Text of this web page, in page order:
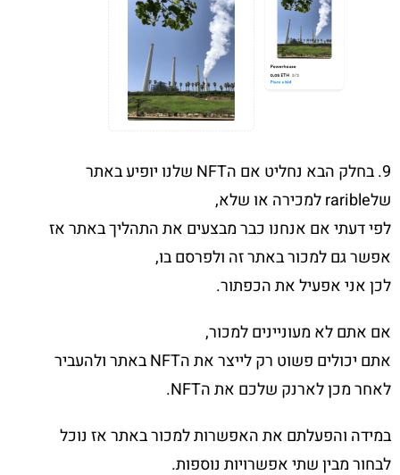
9. בחלק הבא נחליט אם הNFT שלנו יופיע באתר
שלrarible למכירה או שלא,
לפי דעתי אם אנחנו כבר מבצעים את התהליך באתר אז
אפשר גם למכור באתר זה ולפרסם בו,
לכן אני אפעיל את הכפתור.
אם אתם לא מעוניינים למכור,
אתם יכולים פשוט רק לייצר את הNFT באתר ולהעביר
לאחר מכן לארנק שלכם את הNFT.
במידה והפעלתם את האפשרות למכור באתר אז נוכל
לבחור מבין שתי אפשרויות נוספות.